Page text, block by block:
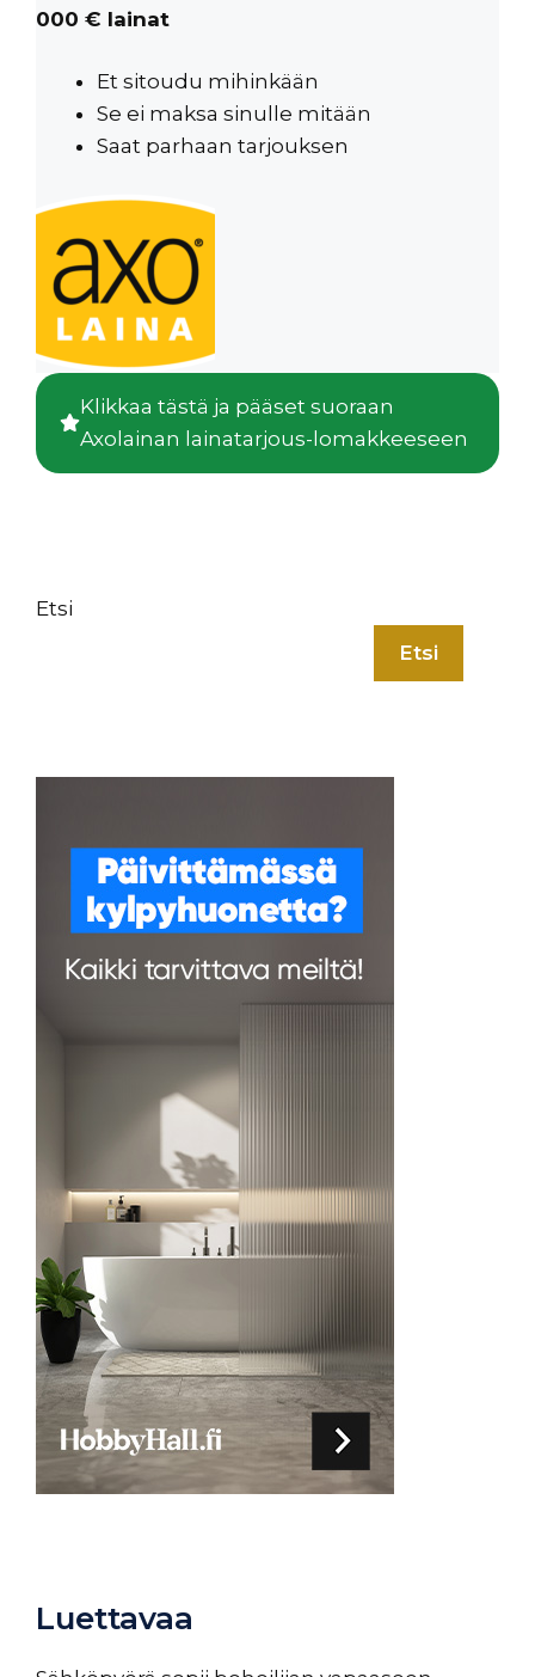
000 € lainat
Et sitoudu mihinkään
Se ei maksa sinulle mitään
Saat parhaan tarjouksen
Klikkaa tästä ja pääset suoraan
Axolainan lainatarjous-lomakkeeseen
Etsi
Etsi
Luettavaa